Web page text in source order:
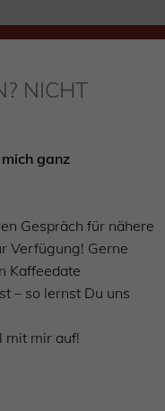
NICHT
ganz
Gespräch für nähere
Verfügung! Gerne
Kaffeedate
– so lernst Du uns
mit mir auf!